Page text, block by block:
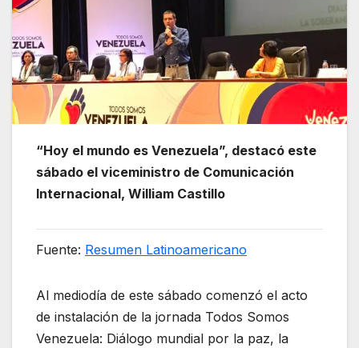
“Hoy el mundo es Venezuela”, destacó este
sábado el viceministro de Comunicación
Internacional, William Castillo
Fuente: Resumen Latinoamericano
Al mediodía de este sábado comenzó el acto
de instalación de la jornada Todos Somos
Venezuela: Diálogo mundial por la paz, la